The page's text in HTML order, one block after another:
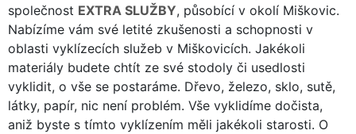
společnost EXTRA SLUŽBY, působící v okolí Miškovic.
Nabízíme vám své letité zkušenosti a schopnosti v
oblasti vyklízecích služeb v Miškovicích. Jakékoli
materiály budete chtít ze své stodoly či usedlosti
vyklidit, o vše se postaráme. Dřevo, železo, sklo, sutě,
látky, papír, nic není problém. Vše vyklidíme dočista,
aniž byste s tímto vyklízením měli jakékoli starosti. O